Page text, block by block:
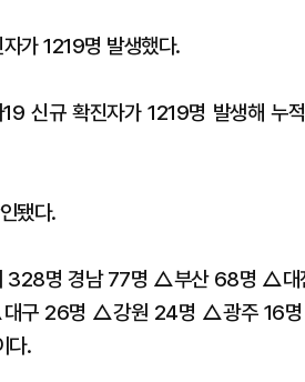
가 1219명 발생했다.
신규 확진자가 1219명 발생해 누
됐다.
328명 경남 77명 △부산 68명 △대
구 26명 △강원 24명 △광주 16
다.